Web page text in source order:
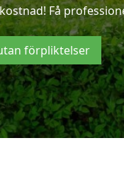
Få
förpliktelser